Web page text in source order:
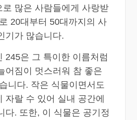
로 많은 사람들에게 사랑받
20대부터 50대까지의 사
기가 많습니다.
245은 그 특이한 이름처럼
어짐이 멋스러워 참 좋은
니다. 작은 식물이면서도
자랄 수 있어 실내 공간에
다. 또한, 이 식물은 공기정